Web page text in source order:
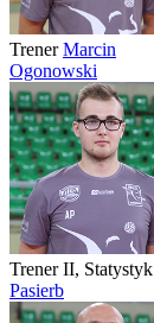
Trener Marcin
Ogonowski
Trener II, Statystyk
Pasierb